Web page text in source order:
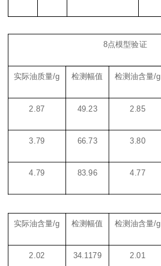
8点模型验证
实际油质量/g 检测幅值 检测油含量/g
2.87 49.23 2.85
3.79 66.73 3.80
4.79 83.96 4.77
实际油含量/g 检测幅值 检测油含量/g
2.02 34.1179 2.01